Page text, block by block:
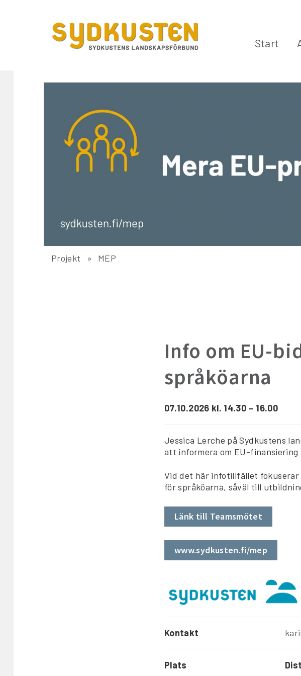
Start
Projekt MEP
Info om EU-
språköarna
07.10.2026 kl. 14.30 – 16.00
Jessica Lerche på Sydkustens
att informera om EU-finansiering
Vid det här infotillfället fokuserar
för språköarna, såväl till
Länk till Teamsmötet
www.sydkusten.fi/mep
Kontakt
Plats